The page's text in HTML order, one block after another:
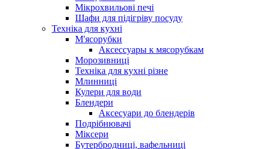
Мікрохвильові печі
Шафи для підігріву посуду
Техніка для кухні
М'ясорубки
Аксессуары к мясорубкам
Морозивниці
Техніка для кухні різне
Млинниці
Кулери для води
Блендери
Аксесуари до блендерів
Подрібнювачі
Міксери
Бутербродниці, вафельниці